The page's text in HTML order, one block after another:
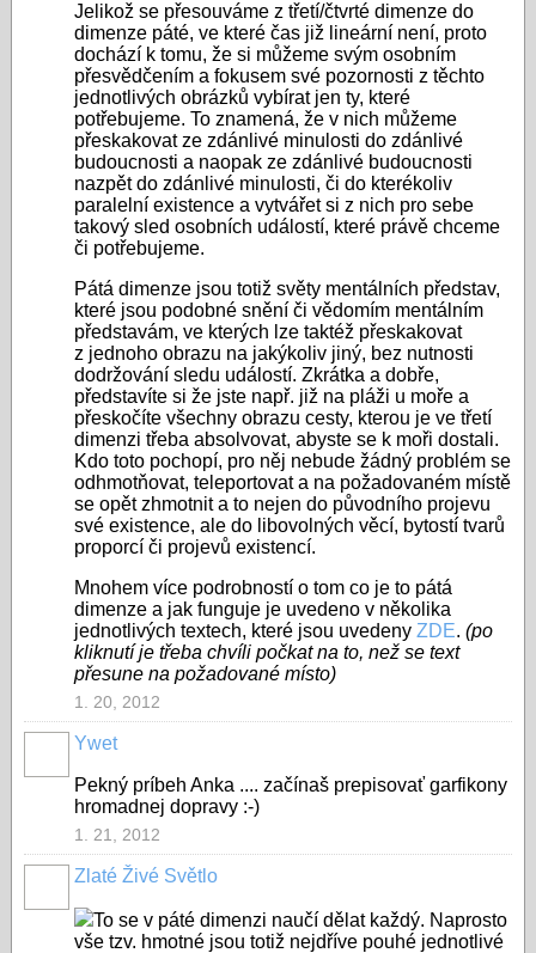
Jelikož se přesouváme z třetí/čtvrté dimenze do
dimenze páté, ve které čas již lineární není, proto
dochází k tomu, že si můžeme svým osobním
přesvědčením a fokusem své pozornosti z těchto
jednotlivých obrázků vybírat jen ty, které
potřebujeme. To znamená, že v nich můžeme
přeskakovat ze zdánlivé minulosti do zdánlivé
budoucnosti a naopak ze zdánlivé budoucnosti
nazpět do zdánlivé minulosti, či do kterékoliv
paralelní existence a vytvářet si z nich pro sebe
takový sled osobních událostí, které právě chceme
či potřebujeme.
Pátá dimenze jsou totiž světy mentálních představ,
které jsou podobné snění či vědomím mentálním
představám, ve kterých lze taktéž přeskakovat
z jednoho obrazu na jakýkoliv jiný, bez nutnosti
dodržování sledu událostí. Zkrátka a dobře,
představíte si že jste např. již na pláži u moře a
přeskočíte všechny obrazu cesty, kterou je ve třetí
dimenzi třeba absolvovat, abyste se k moři dostali.
Kdo toto pochopí, pro něj nebude žádný problém se
odhmotňovat, teleportovat a na požadovaném místě
se opět zhmotnit a to nejen do původního projevu
své existence, ale do libovolných věcí, bytostí tvarů
proporcí či projevů existencí.
Mnohem více podrobností o tom co je to pátá
dimenze a jak funguje je uvedeno v několika
jednotlivých textech, které jsou uvedeny ZDE. (po
kliknutí je třeba chvíli počkat na to, než se text
přesune na požadované místo)
1. 20, 2012
Ywet
Pekný príbeh Anka .... začínaš prepisovať garfikony
hromadnej dopravy :-)
1. 21, 2012
Zlaté Živé Světlo
To se v páté dimenzi naučí dělat každý. Naprosto
vše tzv. hmotné jsou totiž nejdříve pouhé jednotlivé